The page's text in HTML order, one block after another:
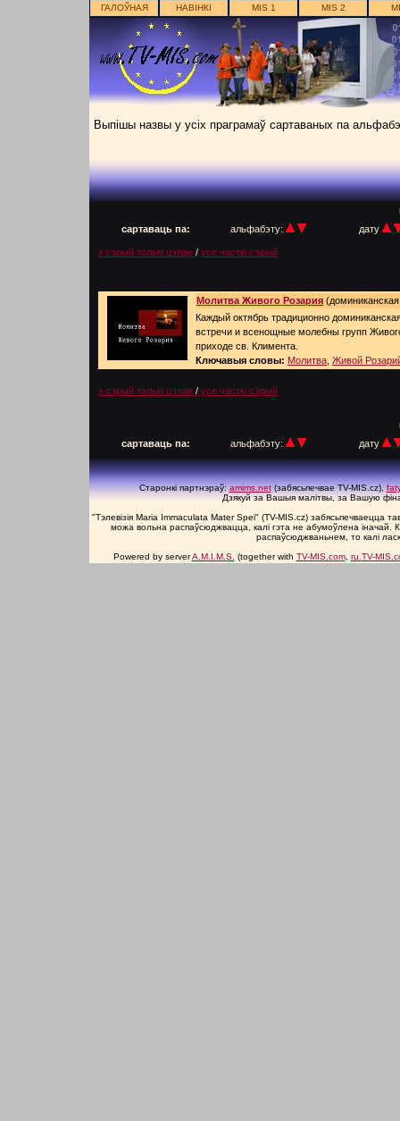
ГАЛОЎНАЯ НАВІНКІ MIS 1 MIS 2
Выпішы назвы у усіх праграмаў сартаваных па
сартаваць па:
альфабэту: дату
з сэрый толькі цэлае / усе часткі сэрый
Молитва Живого Розария
Каждый октябрь традиционно
встречи и всенощные молебны групп
приходе св. Климента.
Ключавыя словы: Молитва Живой
з сэрый толькі цэлае / усе часткі сэрый
сартаваць па:
альфабэту: дату
Старонкі партнэраў:amims.net(забясьпечвае TV-MIS.cz),
Дзякуй за Вашыя малітвы, за Вашую
"Тэлевізія Maria Immaculata Mater Spei" (TV-MIS.cz) забясьпечваецца
можа вольна распаўсюджвацца, калі гэта не абумоўлена іначай.
распаўсюджваньнем, то калі
Powered by serverA.M.I.M.S. (together with TV-MIS.com, ru.TV-